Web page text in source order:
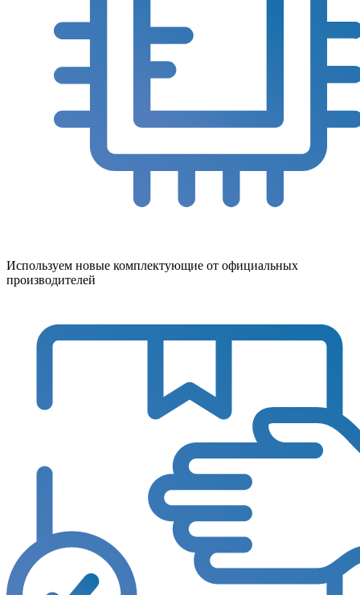
Используем новые комплектующие от официальных
производителей